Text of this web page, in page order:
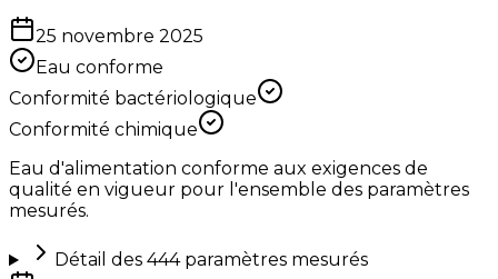
25 novembre 2025
Eau conforme
Conformité bactériologique
Conformité chimique
Eau d'alimentation conforme aux exigences de
qualité en vigueur pour l'ensemble des paramètres
mesurés.
Détail des 444paramètres mesurés